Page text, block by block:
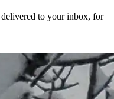
delivered to your inbox, for